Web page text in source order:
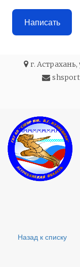
Написать
г. Астрахань,
Назад к списку